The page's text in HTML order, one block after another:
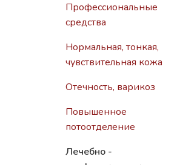
Профессиональные
средства
Нормальная, тонкая,
чувствительная кожа
Отечность, варикоз
Повышенное
потоотделение
Лечебно -